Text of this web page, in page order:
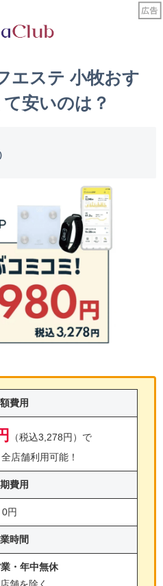
エステ 小牧おす
安いのは？
費用
（税込3,278円）で
店舗利用可能！
費用
0円
時間
・年中無休